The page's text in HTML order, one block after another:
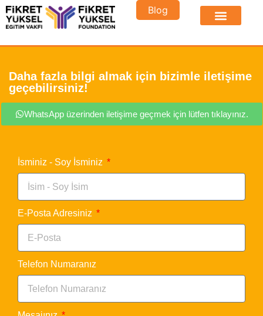
Blog
Daha fazla bilgi almak için bizimle iletişime
geçebilirsiniz!
WhatsApp üzerinden iletişime geçmek için lütfen tıklayınız.
İsminiz - Soy İsminiz
E-Posta Adresiniz
Telefon Numaranız